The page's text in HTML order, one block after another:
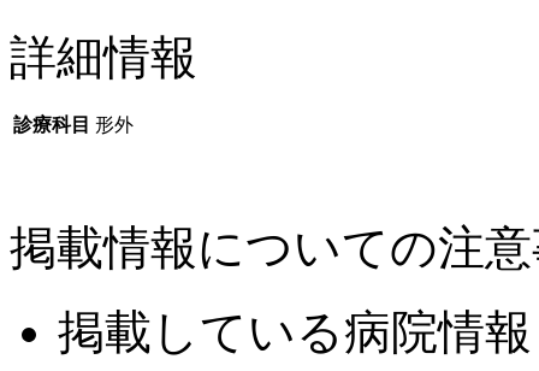
詳細情報
診療科目 形外
掲載情報についての注
掲載している病院情